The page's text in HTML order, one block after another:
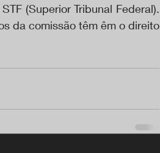
(Superior Tribunal Federal).
da comissão têm êm o direito